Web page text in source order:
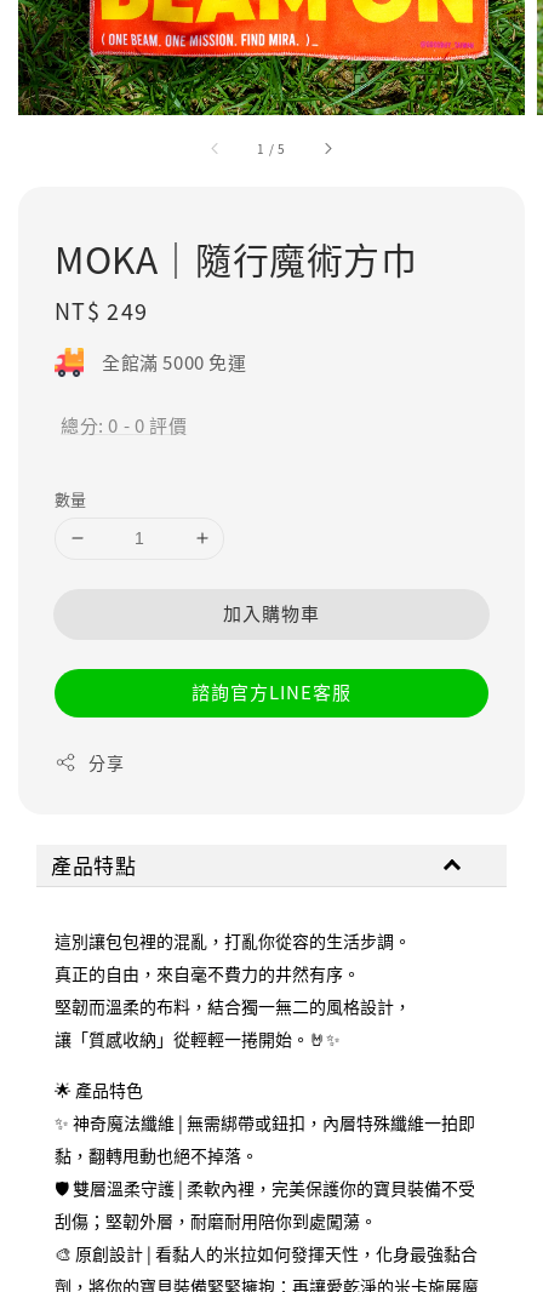
1 /5
MOKA｜隨行魔術方巾
Regular
price
NT$ 249
全館滿 5000 免運
總分:0 -0評價
數量
加入購物車
諮詢官方LINE客服
分享
產品特點
這別讓包包裡的混亂，打亂你從容的生活步調。
真正的自由，來自毫不費力的井然有序。
堅韌而溫柔的布料，結合獨一無二的風格設計，
讓「質感收納」從輕輕一捲開始。🤘✨
🌟 產品特色
✨ 神奇魔法纖維 | 無需綁帶或鈕扣，內層特殊纖維一拍即
黏，翻轉甩動也絕不掉落。
🛡️ 雙層溫柔守護 | 柔軟內裡，完美保護你的寶貝裝備不受
刮傷；堅韌外層，耐磨耐用陪你到處闖蕩。
🎨 原創設計 | 看黏人的米拉如何發揮天性，化身最強黏合
劑，將你的寶貝裝備緊緊擁抱： 再讓愛乾淨的米卡施展魔